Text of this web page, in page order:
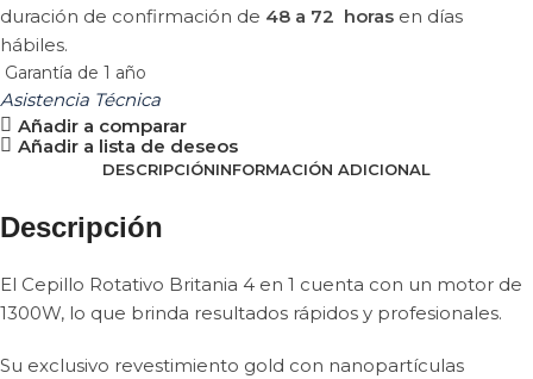
duración de confirmación de 48 a 72 horas en días
hábiles.
Garantía de 1 año
Asistencia Técnica
Añadir a comparar
Añadir a lista de deseos
DESCRIPCIÓNINFORMACIÓN ADICIONAL
Descripción
El Cepillo Rotativo Britania 4 en 1 cuenta con un motor de
1300W, lo que brinda resultados rápidos y profesionales.
Su exclusivo revestimiento gold con nanopartículas